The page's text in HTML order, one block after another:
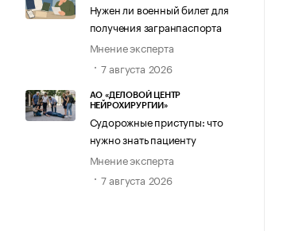
Нужен ли военный билет для
получения загранпаспорта
Мнение эксперта
7 августа 2026
АО «ДЕЛОВОЙ ЦЕНТР
НЕЙРОХИРУРГИИ»
Судорожные приступы: что
нужно знать пациенту
Мнение эксперта
7 августа 2026